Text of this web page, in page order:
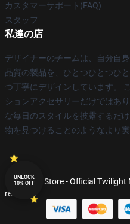
カスタマーサポート(FAQ)
スタッフ
私達の店
デザイナーのチームは、自分自
品質の製品を、ひとつひとつひ
つ丁寧にデザインしています。
ションアクセサリーだけではあ
な毎日のスタイルを披露するだ
物を見つけることのようなより
© Twilight Store - Official
reserved
UNLOCK
10% OFF